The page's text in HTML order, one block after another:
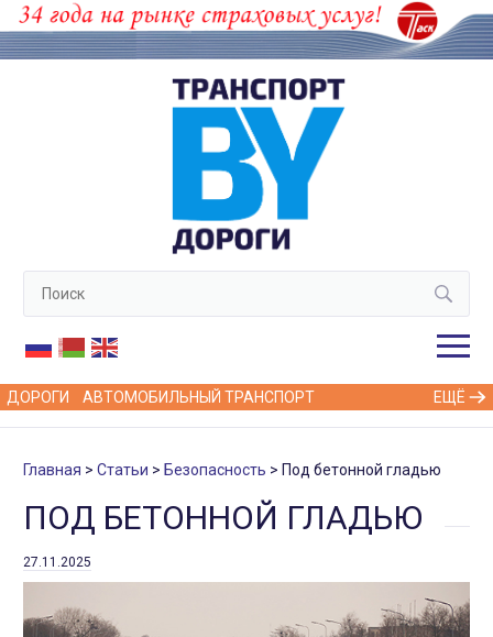
ДОРОГИ АВТОМОБИЛЬНЫЙ ТРАНСПОРТ ЕЩЁ
Главная Статьи Безопасность Под бетонной гладью
ПОД БЕТОННОЙ ГЛАДЬЮ
27.11.2025